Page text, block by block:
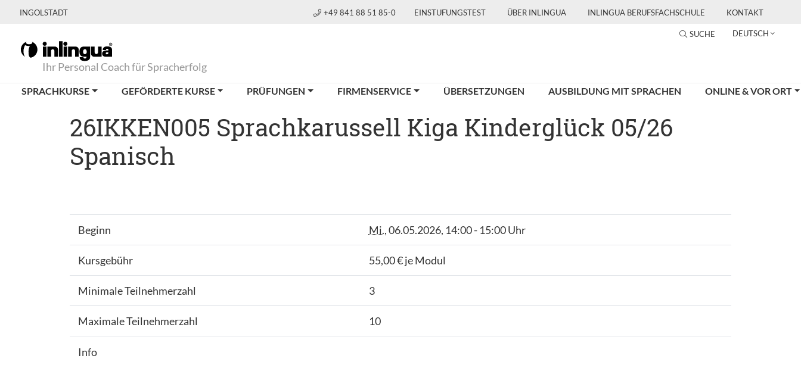
INGOLSTADT +49 841 88 51 85-0 EINSTUFUNGSTEST ÜBER INLINGUA INLINGUA BERUFSFACHSCHULE KONTAKT
SUCHE DEUTSCH
Ihr Personal Coach für Spracherfolg
SPRACHKURSE GEFÖRDERTE KURSE PRÜFUNGEN FIRMENSERVICE ÜBERSETZUNGEN AUSBILDUNG MIT SPRACHEN ONLINE & VOR ORT
26IKKEN005 Sprachkarussell Kiga Kinderglück 05/26
Spanisch
Beginn Mi., 06.05.2026, 14:00 - 15:00 Uhr
Kursgebühr 55,00 € je Modul
Minimale Teilnehmerzahl 3
Maximale Teilnehmerzahl 10
Info